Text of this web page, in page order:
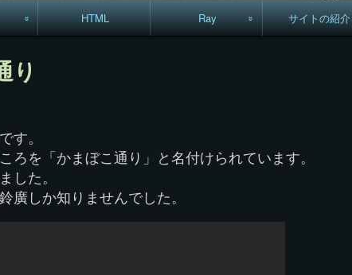
HTML Ray サイトの紹介
り
す。
ろを「かまぼこ通り」と名付けられています。
した。
廣しか知りませんでした。